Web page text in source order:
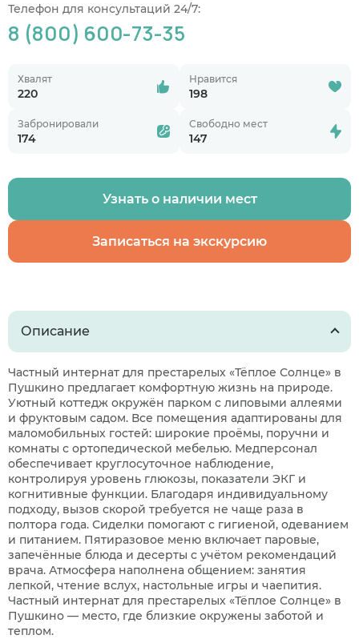
Телефон для консультаций 24/7:
8 (800) 600-73-35
Хвалят
220
Нравится
198
Забронировали
174
Свободно мест
147
Узнать о наличии мест
Записаться на экскурсию
Описание
Частный интернат для престарелых «Тёплое Солнце» в
Пушкино предлагает комфортную жизнь на природе.
Уютный коттедж окружён парком с липовыми аллеями
и фруктовым садом. Все помещения адаптированы для
маломобильных гостей: широкие проёмы, поручни и
комнаты с ортопедической мебелью. Медперсонал
обеспечивает круглосуточное наблюдение,
контролируя уровень глюкозы, показатели ЭКГ и
когнитивные функции. Благодаря индивидуальному
подходу, вызов скорой требуется не чаще раза в
полтора года. Сиделки помогают с гигиеной, одеванием
и питанием. Пятиразовое меню включает паровые,
запечённые блюда и десерты с учётом рекомендаций
врача. Атмосфера наполнена общением: занятия
лепкой, чтение вслух, настольные игры и чаепития.
Частный интернат для престарелых «Тёплое Солнце» в
Пушкино — место, где близкие окружены заботой и
теплом.